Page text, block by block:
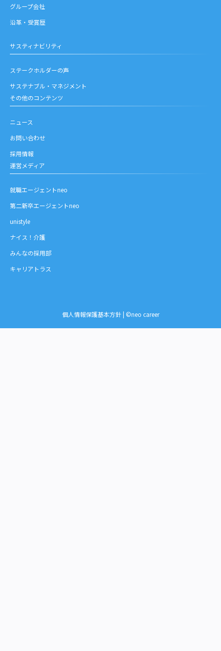
グループ会社
沿革・受賞歴
サスティナビリティ
ステークホルダーの声
サステナブル・マネジメント
その他のコンテンツ
ニュース
お問い合わせ
採用情報
運営メディア
就職エージェントneo
第二新卒エージェントneo
unistyle
ナイス！介護
みんなの採用部
キャリアトラス
個人情報保護基本方針| ©neo career